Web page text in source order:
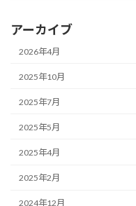
アーカイブ
2026年4月
2025年10月
2025年7月
2025年5月
2025年4月
2025年2月
2024年12月